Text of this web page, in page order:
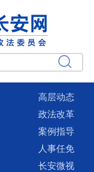
高层动态
政法改革
案例指导
人事任免
长安微视